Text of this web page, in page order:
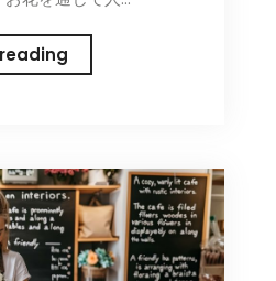
グ
の
枯
ら
い
で！
初
心
者